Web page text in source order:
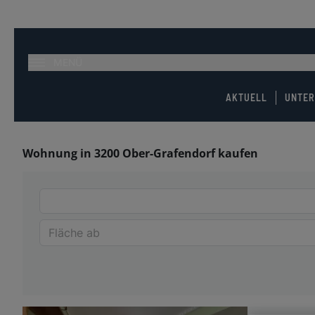
AKTUELL
Wohnung in 3200 Ober-Grafendorf kaufen